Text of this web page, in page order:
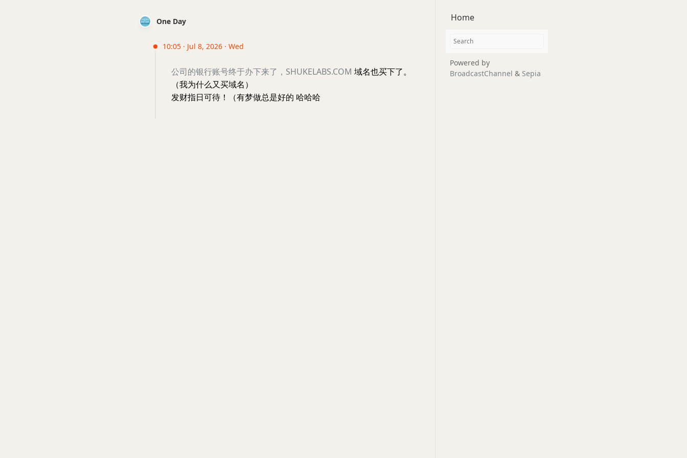
One Day
10:05 · Jul 8, 2026 · Wed
公司的银行账号终于办下来了，SHUKELABS.COM 域名也买下了。
（我为什么又买域名）
发财指日可待！（有梦做总是好的 哈哈哈
Home
Powered by
BroadcastChannel & Sepia